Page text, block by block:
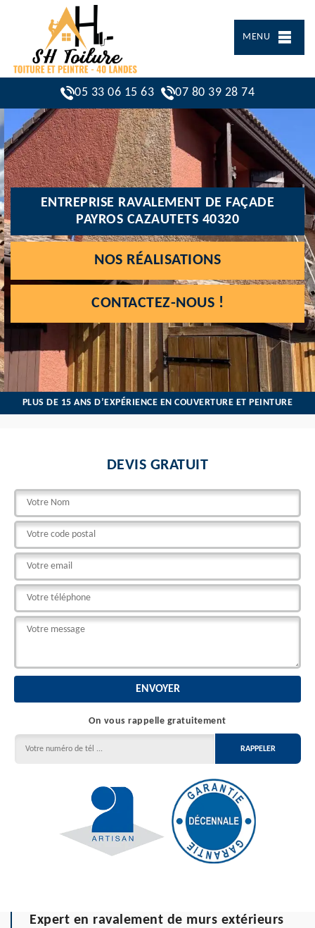
MENU
05 33 06 15 63 07 80 39 28 74
ENTREPRISE RAVALEMENT DE FAÇADE
PAYROS CAZAUTETS 40320
NOS RÉALISATIONS
CONTACTEZ-NOUS !
PLUS DE 15 ANS D’EXPÉRIENCE EN COUVERTURE ET PEINTURE
DEVIS GRATUIT
On vous rappelle gratuitement
Expert en ravalement de murs extérieurs